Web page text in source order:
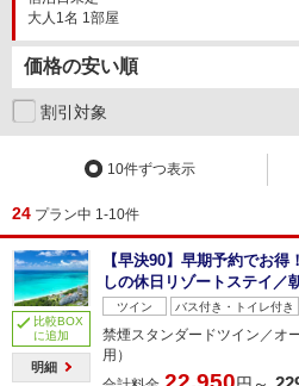
大人1名 1部屋
割引対象
10件ずつ表示
24 プラン中 1-10件
比較BOX
に追加
明細
【早決90】早期予約でお
しの休日リゾートステイ／
ツイン バス付き・トイレ付き
禁煙スタンダードツイン／オ
用）